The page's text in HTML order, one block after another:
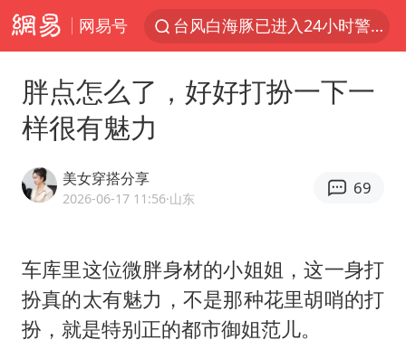
网易号
台风白海豚已进入24小时警戒线
上海：台风白海豚或将带来龙卷风
38岁演员求职万岁山NPC成功
国乒男单横滨冠军赛全军覆没
胡彦斌获《歌手2026》歌王
胖点怎么了，好好打扮一下一
样很有魅力
美女穿搭分享
2026-06-17 11:56·山东
69
车库里这位微胖身材的小姐姐，这一身打
扮真的太有魅力，不是那种花里胡哨的打
扮，就是特别正的都市御姐范儿。